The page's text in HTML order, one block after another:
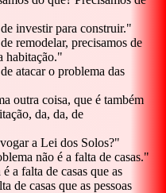
investir para construir."
remodelar, precisamos de
habitação."
atacar o problema das
outra coisa, que é também
da, da, de
a Lei dos Solos?"
não é a falta de casas."
a falta de casas que as
de casas que as pessoas